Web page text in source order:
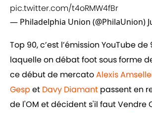
pic.twitter.com/t4oRMW4fBr
— Philadelphia Union (@PhilaUnion)
Top 90, c’est l’émission YouTube
laquelle on débat foot sous forme
ce début de mercatoAlexis
Gesp et Davy Diamant passent en
de l'OM et décident s'il faut Vendre